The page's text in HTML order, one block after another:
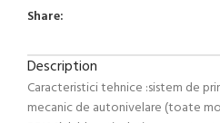
Share:
Description
Caracteristici tehnice :sistem de
mecanic de autonivelare (toate